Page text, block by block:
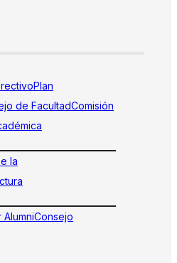
Plan
de FacultadComisión
la
Consejo